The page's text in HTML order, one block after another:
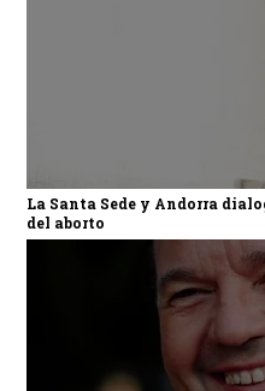
La Santa Sede y Andorra
del aborto